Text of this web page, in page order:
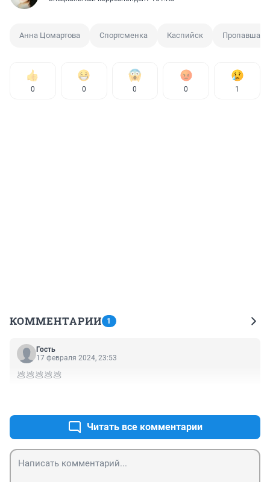
Анна Цомартова Спортсменка Каспийск Пропавшая
0 0 0 0 1
КОММЕНТАРИИ 1
Гость
17 февраля 2024, 23:53
💩💩💩💩💩
Читать все комментарии